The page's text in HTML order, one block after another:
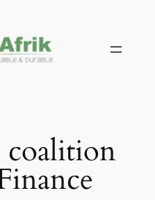
coalition